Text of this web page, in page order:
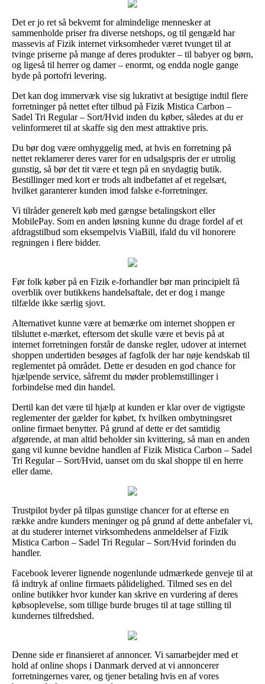
Det er jo ret så bekvemt for almindelige mennesker at
sammenholde priser fra diverse netshops, og til gengæld har
massevis af Fizik internet virksomheder været tvunget til at
tvinge priserne på mange af deres produkter – til babyer og børn,
og ligeså til herrer og damer – enormt, og endda nogle gange
byde på portofri levering.
Det kan dog immervæk vise sig lukrativt at besigtige indtil flere
forretninger på nettet efter tilbud på Fizik Mistica Carbon –
Sadel Tri Regular – Sort/Hvid inden du køber, således at du er
velinformeret til at skaffe sig den mest attraktive pris.
Du bør dog være omhyggelig med, at hvis en forretning på
nettet reklamerer deres varer for en udsalgspris der er utrolig
gunstig, så bør det tit være et tegn på en snydagtig butik.
Bestillinger med kort er trods alt indbefattet af et regelsæt,
hvilket garanterer kunden imod falske e-forretninger.
Vi tilråder generelt køb med gængse betalingskort eller
MobilePay. Som en anden løsning kunne du drage fordel af et
afdragstilbud som eksempelvis ViaBill, ifald du vil honorere
regningen i flere bidder.
Før folk køber på en Fizik e-forhandler bør man principielt få
overblik over butikkens handelsaftale, det er dog i mange
tilfælde ikke særlig sjovt.
Alternativet kunne være at bemærke om internet shoppen er
tilsluttet e-mærket, eftersom det skulle være et bevis på at
internet forretningen forstår de danske regler, udover at internet
shoppen undertiden besøges af fagfolk der har nøje kendskab til
reglementet på området. Dette er desuden en god chance for
hjælpende service, såfremt du møder problemstillinger i
forbindelse med din handel.
Dertil kan det være til hjælp at kunden er klar over de vigtigste
reglementer der gælder for købet, fx hvilken ombytningsret
online firmaet benytter. På grund af dette er det samtidig
afgørende, at man altid beholder sin kvittering, så man en anden
gang vil kunne bevidne handlen af Fizik Mistica Carbon – Sadel
Tri Regular – Sort/Hvid, uanset om du skal shoppe til en herre
eller dame.
Trustpilot byder på tilpas gunstige chancer for at efterse en
række andre kunders meninger og på grund af dette anbefaler vi,
at du studerer internet virksomhedens anmeldelser af Fizik
Mistica Carbon – Sadel Tri Regular – Sort/Hvid forinden du
handler.
Facebook leverer lignende nogenlunde udmærkede genveje til at
få indtryk af online firmaets pålidelighed. Tilmed ses en del
online butikker hvor kunder kan skrive en vurdering af deres
købsoplevelse, som tillige burde bruges til at tage stilling til
kundernes tilfredshed.
Denne side er finansieret af annoncer. Vi samarbejder med et
hold af online shops i Danmark derved at vi annoncerer
forretningernes varer, og tjener betaling hvis en af vores